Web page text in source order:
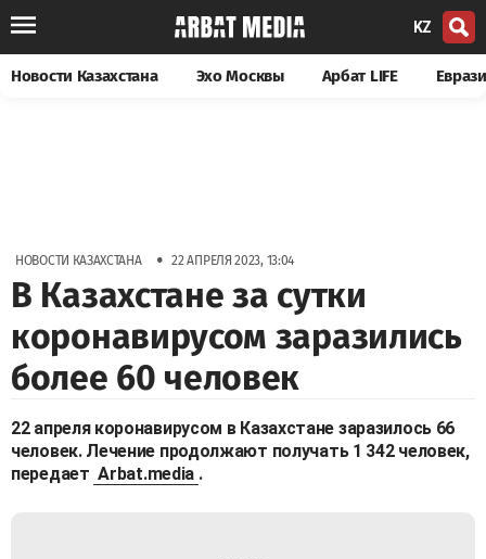
KZ
Новости Казахстана Эхо Москвы Арбат LIFE
НОВОСТИ КАЗАХСТАНА • 22 АПРЕЛЯ 2023, 13:04
В Казахстане за сутки
коронавирусом заразились
более 60 человек
22 апреля коронавирусом в Казахстане заразилось 66
человек. Лечение продолжают получать 1 342 человек,
передает Arbat.media .